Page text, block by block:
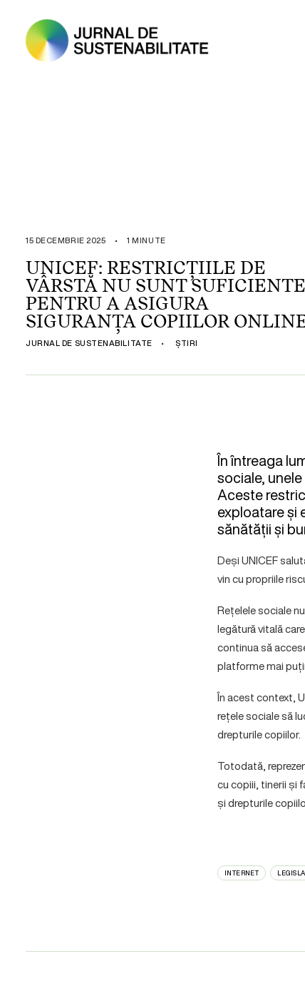
15 DECEMBRIE 2025 • 1 MINUTE
UNICEF: RESTRICȚIILE DE
VÂRSTĂ NU SUNT SUFICIENTE
PENTRU A ASIGURA
SIGURANȚA COPIILOR
JURNAL DE SUSTENABILITATE • ȘTIRI
În întreaga
sociale,
Aceste
exploatare și
sănătății și
Deși UNICEF
vin cu propriile
Rețelele sociale
legătură vitală
continua să
platforme mai
În acest context,
rețele sociale să
drepturile copiilor.
Totodată,
cu copiii, tinerii și
și drepturile
INTERNET